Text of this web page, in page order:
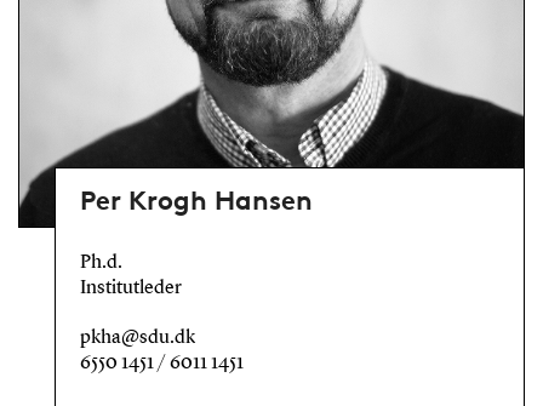
Per Krogh Hansen
Ph.d.
Institutleder
pkha@sdu.dk
6550 1451 / 6011 1451